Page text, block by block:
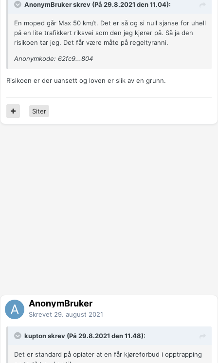
AnonymBruker skrev (På 29.8.2021 den 11.04):
En moped går Max 50 km/t. Det er så og si null sjanse for uhell
på en lite trafikkert riksvei som den jeg kjører på. Så ja den
risikoen tar jeg. Det får være måte på regeltyranni.
Anonymkode: 62fc9...804
Risikoen er der uansett og loven er slik av en grunn.
Siter
AnonymBruker
Skrevet 29. august 2021
kupton skrev (På 29.8.2021 den 11.48):
Det er standard på opiater at en får kjøreforbud i opptrapping